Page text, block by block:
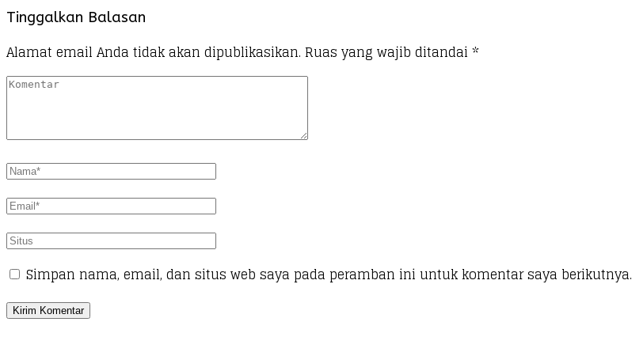
Tinggalkan Balasan
Alamat email Anda tidak akan dipublikasikan. Ruas yang wajib ditandai *
Simpan nama, email, dan situs web saya pada peramban ini untuk komentar saya berikutnya.